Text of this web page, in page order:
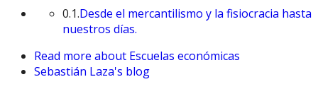
0.1.Desde el mercantilismo y la fisiocracia hasta
nuestros días.
Read more about Escuelas económicas
Sebastián Laza's blog